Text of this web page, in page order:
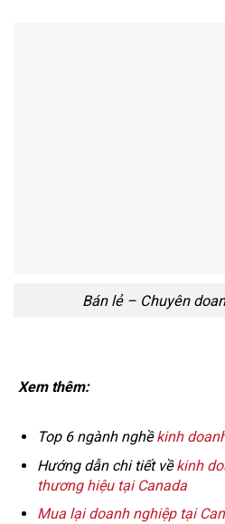
Bán lẻ – Chuyên
Xem thêm:
Top 6 ngành nghềkinh
Hướng dẫn chi tiết vềkinh
thương hiệu tại Canada
Mua lại doanh nghiệp tại